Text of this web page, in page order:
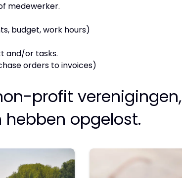
medewerker.
budget, work hours)
and/or tasks.
orders to invoices)
profit verenigingen,
opgelost.